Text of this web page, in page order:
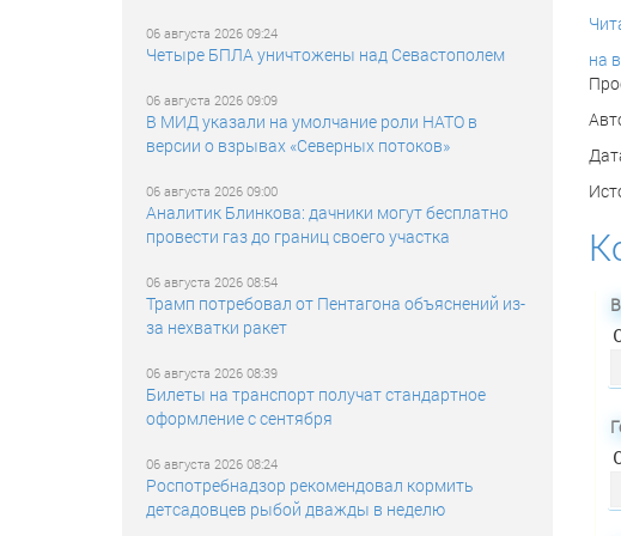
06 августа 2026 09:24
Четыре БПЛА уничтожены над Севастополем
06 августа 2026 09:09
В МИД указали на умолчание роли НАТО в
версии о взрывах «Северных потоков»
06 августа 2026 09:00
Аналитик Блинкова: дачники могут бесплатно
провести газ до границ своего участка
06 августа 2026 08:54
Трамп потребовал от Пентагона объяснений из-
за нехватки ракет
06 августа 2026 08:39
Билеты на транспорт получат стандартное
оформление с сентября
06 августа 2026 08:24
Роспотребнадзор рекомендовал кормить
детсадовцев рыбой дважды в неделю
на